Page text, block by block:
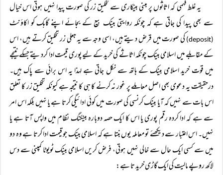
یہ غلط فہمی کہ اثاثوں پر مبنی بینکاری سے تخلیق زر کی صورت پیدا نہیں ہوتی اس خیال
سے بھی پیدا کی جاتی ہے کہ چونکہ روایتی بینک بیع کے بجائے اپنے گاہک کو اکاؤنٹ
(deposit)
کی صورت میں قرض دیتے ہیں، اسی وجہ سے یہ جعلی زر تخلیق کرتے ہیں، اس
کے مقابلے میں اسلامی بینک چونکہ اثاثے کی خرید کے لیے پوری قیمت ادا کردیتے جسکے نتیجے
میں قوت خرید اسلامی بینک کے ہاتھ سے نکل جاتی ہے لہذا یہ اس برائی سے پاک ہیں۔
درحقیقت یہ دعوی بھی اصل معاملے پر غور نہ کرنے کا ہی کا نتیجہ ہے کیونکہ تخلیق زر کا تعلق
اس بات سے نہیں کہ آیا بینک کرنسی کی صورت میں کوئی ادائیگی کرتا ہے یا نہیں بلکہ اس امر
سے ہے کہ ادا کردہ رقم پوری یا اس کا ایک حصہ دوبارہ بینکنگ نظام میں واپس آتا ہے یا
نہیں۔ اس اعتبار سے دیکھئے تو معاملہ یوں بنتا ہے کہ اسلامی بینک جو قیمت ادا کرتا ہے وہ دو
میں سے کسی ایک حال سے خالی نہیں ہوتی، فرض کریں اسلامی بینک ٹویوٹا کمپنی سے دس
لاکھ روپے مالیت کی ایک گاڑی خرید تا ہے: